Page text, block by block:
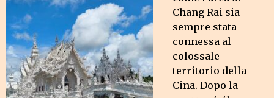
Chang Rai sia
sempre stata
connessa al
colossale
territorio della
Cina. Dopo la